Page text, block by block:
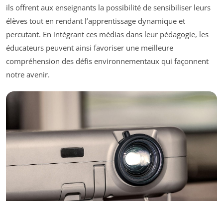
ils offrent aux enseignants la possibilité de sensibiliser leurs
élèves tout en rendant l’apprentissage dynamique et
percutant. En intégrant ces médias dans leur pédagogie, les
éducateurs peuvent ainsi favoriser une meilleure
compréhension des défis environnementaux qui façonnent
notre avenir.